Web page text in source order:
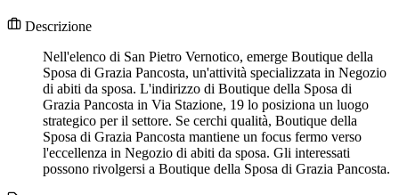
Descrizione
Nell'elenco di San Pietro Vernotico, emerge Boutique della
Sposa di Grazia Pancosta, un'attività specializzata in Negozio
di abiti da sposa. L'indirizzo di Boutique della Sposa di
Grazia Pancosta in Via Stazione, 19 lo posiziona un luogo
strategico per il settore. Se cerchi qualità, Boutique della
Sposa di Grazia Pancosta mantiene un focus fermo verso
l'eccellenza in Negozio di abiti da sposa. Gli interessati
possono rivolgersi a Boutique della Sposa di Grazia Pancosta.